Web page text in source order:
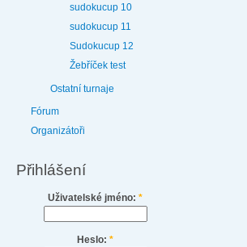
sudokucup 10
sudokucup 11
Sudokucup 12
Žebříček test
Ostatní turnaje
Fórum
Organizátoři
Přihlášení
Uživatelské jméno: *
Heslo: *